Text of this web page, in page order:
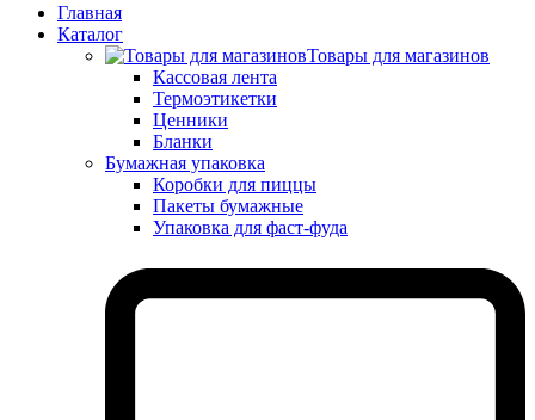
Главная
Каталог
Товары для магазинов
Кассовая лента
Термоэтикетки
Ценники
Бланки
Бумажная упаковка
Коробки для пиццы
Пакеты бумажные
Упаковка для фаст-фуда